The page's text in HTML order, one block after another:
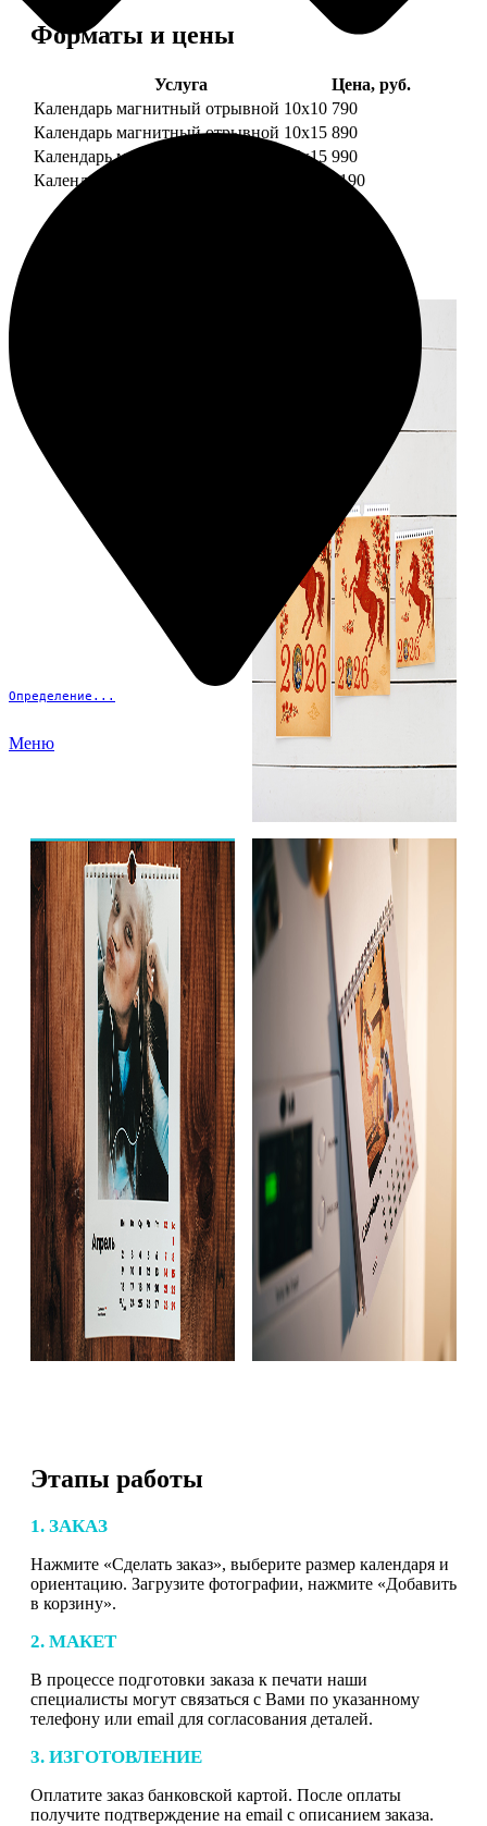
Определение...
Меню
Форматы и цены
Услуга
Цена, руб.
Календарь магнитный отрывной 10x10 790
Календарь магнитный отрывной 10x15 890
Календарь магнитный отрывной 15x15 990
Календарь магнитный отрывной 15x20
1190
Этапы работы
1. ЗАКАЗ
Нажмите «Сделать заказ», выберите размер календаря и
ориентацию. Загрузите фотографии, нажмите «Добавить
в корзину».
2. МАКЕТ
В процессе подготовки заказа к печати наши
специалисты могут связаться с Вами по указанному
телефону или email для согласования деталей.
3. ИЗГОТОВЛЕНИЕ
Оплатите заказ банковской картой. После оплаты
получите подтверждение на email с описанием заказа.